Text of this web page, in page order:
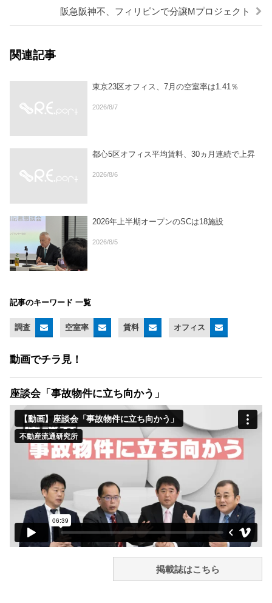
阪急阪神不、フィリピンで分譲Mプロジェクト
関連記事
東京23区オフィス、7月の空室率は1.41％
2026/8/7
都心5区オフィス平均賃料、30ヵ月連続で上昇
2026/8/6
2026年上半期オープンのSCは18施設
2026/8/5
記事のキーワード 一覧
調査 空室率 賃料 オフィス
動画でチラ見！
座談会「事故物件に立ち向かう」
掲載誌はこちら